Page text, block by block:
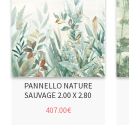
PANNELLO NATURE
SAUVAGE 2.00 X 2.80
407.00€